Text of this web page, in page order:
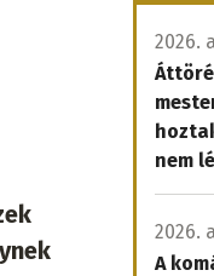
2026.
nem
2026.
A